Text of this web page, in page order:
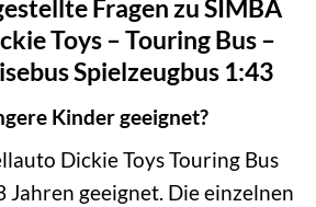
Fragen zu SIMBA
Toys – Touring Bus –
Spielzeugbus 1:43
Kinder geeignet?
Dickie Toys Touring Bus
Jahren geeignet. Die einzelnen